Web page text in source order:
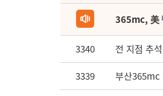
365mc, 美
3340 전 지점 추
3339 부산365mc